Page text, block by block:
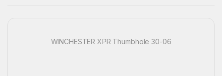
WINCHESTER XPR Thumbhole 30-06